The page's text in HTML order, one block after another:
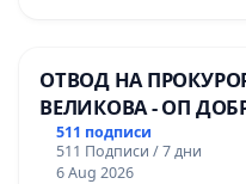
ОТВОД НА
ВЕЛИКОВА - ОП
511 подписи
511 Подписи / 7 дни
6 Aug 2026